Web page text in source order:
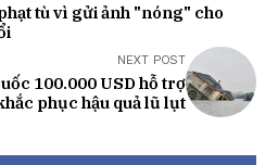
tù vì gửi ảnh "nóng" cho
NEXT POST
100.000 USD hỗ trợ
phục hậu quả lũ lụt